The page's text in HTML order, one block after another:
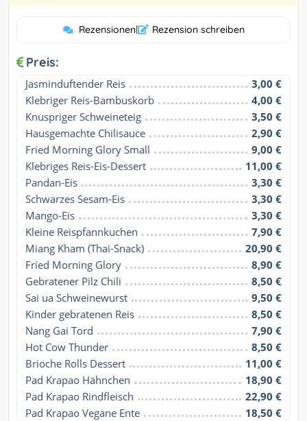
Rezensionen| Rezension schreiben
Preis:
Jasminduftender Reis
3,00 €
Klebriger Reis-Bambuskorb
4,00 €
Knuspriger Schweineteig
3,50 €
Hausgemachte Chilisauce
2,90 €
Fried Morning Glory Small
9,00 €
Klebriges Reis-Eis-Dessert
11,00 €
Pandan-Eis
3,30 €
Schwarzes Sesam-Eis
3,30 €
Mango-Eis
3,30 €
Kleine Reispfannkuchen
7,90 €
Miang Kham (Thai-Snack)
20,90 €
Fried Morning Glory
8,90 €
Gebratener Pilz Chili
8,50 €
Sai ua Schweinewurst
9,50 €
Kinder gebratenen Reis
8,50 €
Nang Gai Tord
7,90 €
Hot Cow Thunder
8,50 €
Brioche Rolls Dessert
11,00 €
Pad Krapao Hähnchen
18,90 €
Pad Krapao Rindfleisch
22,90 €
Pad Krapao Vegane Ente
18,50 €